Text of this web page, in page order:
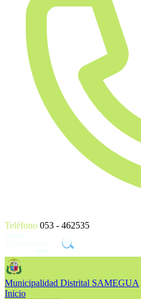
Teléfono 053 - 462535
Municipalidad Distrital SAMEGUA
Inicio